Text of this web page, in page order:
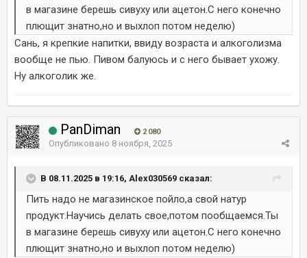
в магазине берешь сивуху или ацетон.С него конечно
плющит знатно,но и выхлоп потом неделю)
Сань, я крепкие напитки, ввиду возраста и алкоголизма
вообще не пью. Пивом балуюсь и с него бывает ухожу.
Ну алкоголик же.
PanDiman 2 080
Опубликовано 8 ноября, 2025
В 08.11.2025 в 19:16, Alex030569 сказал:
Пить надо не магазинское пойло,а свой натур
продукт.Научись делать свое,потом пообщаемся.Ты
в магазине берешь сивуху или ацетон.С него конечно
плющит знатно,но и выхлоп потом неделю)